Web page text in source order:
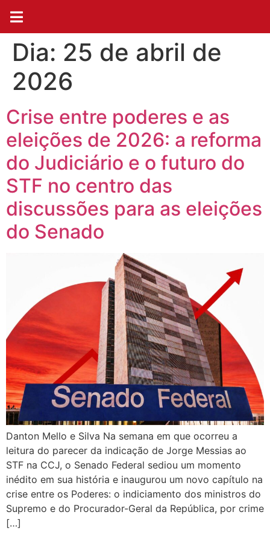
Dia: 25 de abril de
2026
Crise entre poderes e as
eleições de 2026: a reforma
do Judiciário e o futuro do
STF no centro das
discussões para as eleições
do Senado
Danton Mello e Silva Na semana em que ocorreu a
leitura do parecer da indicação de Jorge Messias ao
STF na CCJ, o Senado Federal sediou um momento
inédito em sua história e inaugurou um novo capítulo na
crise entre os Poderes: o indiciamento dos ministros do
Supremo e do Procurador-Geral da República, por crime
[…]